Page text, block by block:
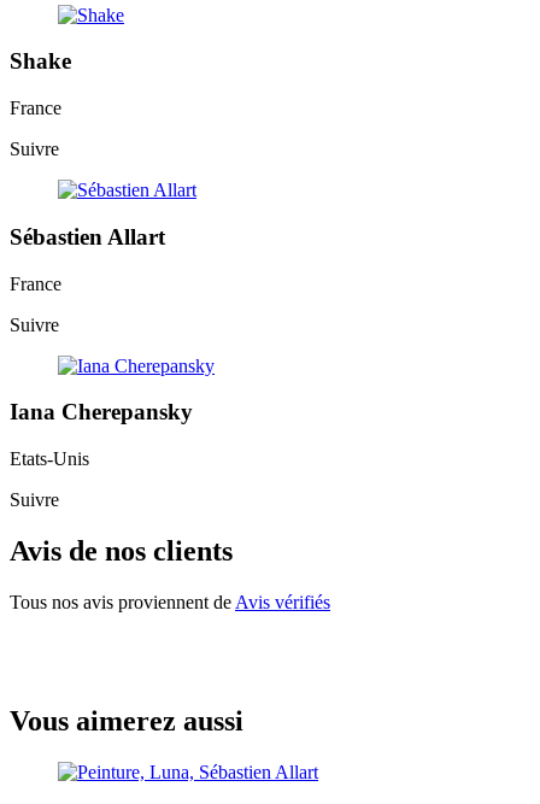
Shake
France
Suivre
Sébastien Allart
France
Suivre
Iana Cherepansky
Etats-Unis
Suivre
Avis de nos clients
Tous nos avis proviennent de Avis vérifiés
Vous aimerez aussi